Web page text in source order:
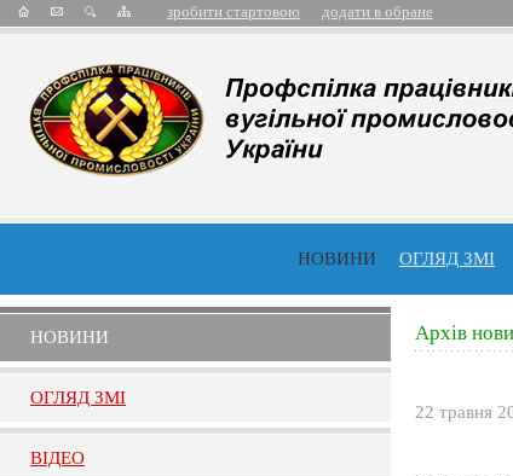
зробити стартовою додати в обране
НОВИНИ ОГЛЯД ЗМІ
НОВИНИ
ОГЛЯД ЗМI
ВIДЕО
Архів
22 травня